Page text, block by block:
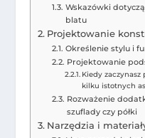
Wskazówki
blatu
Projektowanie
Określenie stylu i
Projektowanie
Kiedy
kilku istotnych
Rozważenie
szuflady czy półki
Narzędzia i